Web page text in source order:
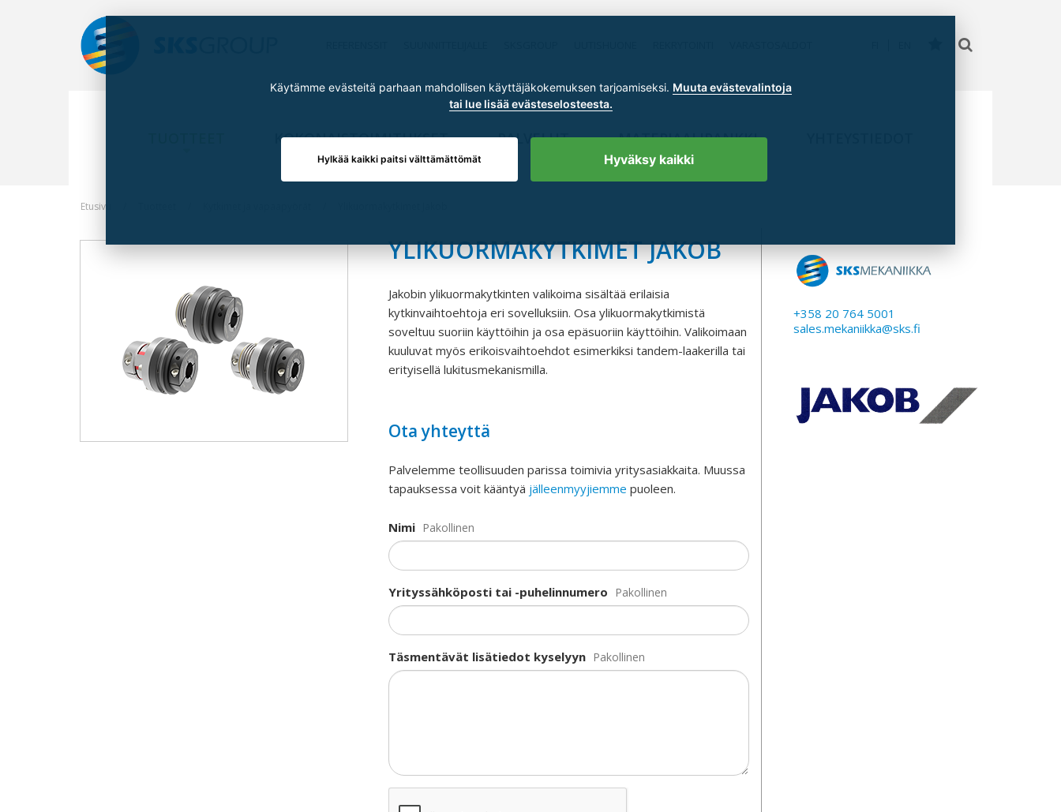
KOKONAISTOIMITUKSET PALVELUT MATERIAALIPANKKI
Etusivu
YLIKUORMAKYTKIMET JAKOB
Jakobin ylikuormakytkinten valikoima sisältää erilaisia
kytkinvaihtoehtoja eri sovelluksiin. Osa ylikuormakytkimistä
soveltuu suoriin käyttöihin ja osa epäsuoriin käyttöihin. Valikoimaan
kuuluvat myös erikoisvaihtoehdot esimerkiksi tandem-laakerilla tai
erityisellä lukitusmekanismilla.
Ota yhteyttä
Palvelemme teollisuuden parissa toimivia yritysasiakkaita. Muussa
tapauksessa voit kääntyä jälleenmyyjiemme puoleen.
Nimi Pakollinen
Yrityssähköposti tai -puhelinnumero Pakollinen
Täsmentävät lisätiedot kyselyyn Pakollinen
+358 20 764 5001
sales.mekaniikka@sks.fi
Käytämme evästeitä parhaan mahdollisen käyttäjäkokemuksen tarjoamiseksi. Muuta evästevalintoja
tai lue lisää evästeselosteesta.
Hyväksy kaikki
Hylkää kaikki paitsi välttämättömät